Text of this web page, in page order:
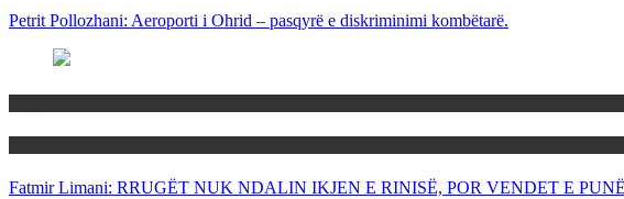
Petrit Pollozhani: Aeroporti i Ohrid – pasqyrë e diskriminimi kombëtarë.
Fatmir Limani: RRUGËT NUK NDALIN IKJEN E RINISË, POR VENDET E